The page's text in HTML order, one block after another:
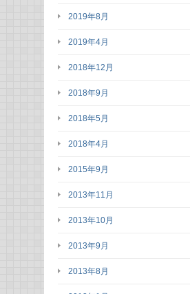
2019年8月
2019年4月
2018年12月
2018年9月
2018年5月
2018年4月
2015年9月
2013年11月
2013年10月
2013年9月
2013年8月